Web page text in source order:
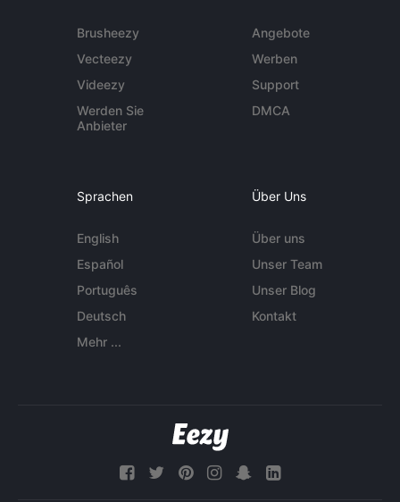
Brusheezy
Vecteezy
Videezy
Werden Sie
Anbieter
Angebote
Werben
Support
DMCA
Sprachen
English
Español
Português
Deutsch
Mehr ...
Über Uns
Über uns
Unser Team
Unser Blog
Kontakt